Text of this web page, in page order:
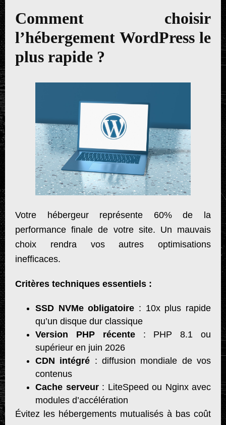
Comment choisir
l’hébergement WordPress le
plus rapide ?
Votre hébergeur représente 60% de la
performance finale de votre site. Un mauvais
choix rendra vos autres optimisations
inefficaces.
Critères techniques essentiels :
SSD NVMe obligatoire : 10x plus rapide
qu’un disque dur classique
Version PHP récente: PHP 8.1 ou
supérieur en juin 2026
CDN intégré : diffusion mondiale de vos
contenus
Cache serveur: LiteSpeed ou Nginx avec
modules d’accélération
Évitez les hébergements mutualisés à bas coût